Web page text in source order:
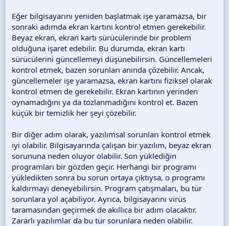
Eğer bilgisayarını yeniden başlatmak işe yaramazsa, bir
sonraki adımda ekran kartını kontrol etmen gerekebilir.
Beyaz ekran, ekran kartı sürücülerinde bir problem
olduğuna işaret edebilir. Bu durumda, ekran kartı
sürücülerini güncellemeyi düşünebilirsin. Güncellemeleri
kontrol etmek, bazen sorunları anında çözebilir. Ancak,
güncellemeler işe yaramazsa, ekran kartını fiziksel olarak
kontrol etmen de gerekebilir. Ekran kartının yerinden
oynamadığını ya da tozlanmadığını kontrol et. Bazen
küçük bir temizlik her şeyi çözebilir.
Bir diğer adım olarak, yazılımsal sorunları kontrol etmek
iyi olabilir. Bilgisayarında çalışan bir yazılım, beyaz ekran
sorununa neden oluyor olabilir. Son yüklediğin
programları bir gözden geçir. Herhangi bir programı
yükledikten sonra bu sorun ortaya çıktıysa, o programı
kaldırmayı deneyebilirsin. Program çatışmaları, bu tür
sorunlara yol açabiliyor. Ayrıca, bilgisayarını virüs
taramasından geçirmek de akıllıca bir adım olacaktır.
Zararlı yazılımlar da bu tür sorunlara neden olabilir.